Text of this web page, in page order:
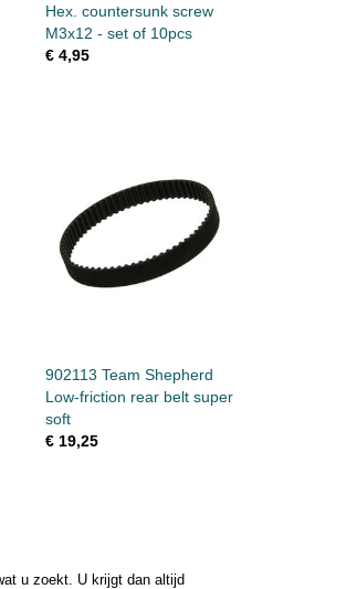
Hex. countersunk screw
M3x12 - set of 10pcs
€ 4,95
902113 Team Shepherd
Low-friction rear belt super
soft
€ 19,25
u zoekt. U krijgt dan altijd